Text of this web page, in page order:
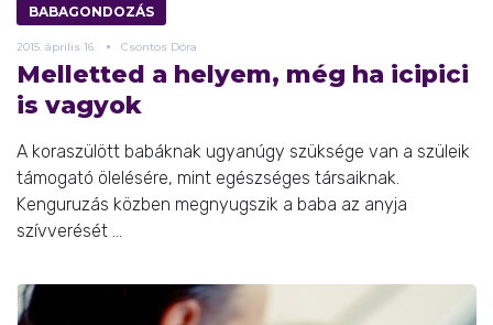
BABAGONDOZÁS
2015. április 16. Csontos Dóra
Melletted a helyem, még ha icipici
is vagyok
A koraszülött babáknak ugyanúgy szüksége van a szüleik
támogató ölelésére, mint egészséges társaiknak.
Kenguruzás közben megnyugszik a baba az anyja
szívverését ...